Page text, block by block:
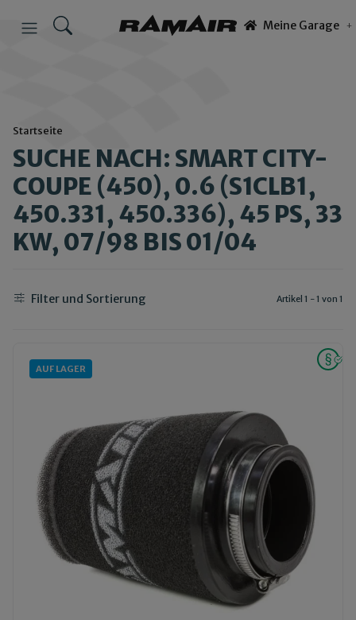
Meine Garage
Startseite
SUCHE NACH: SMART CITY-
COUPE (450), 0.6 (S1CLB1,
450.331, 450.336), 45 PS, 33
KW, 07/98 BIS 01/04
Filter und Sortierung Artikel 1 - 1 von 1
AUF LAGER